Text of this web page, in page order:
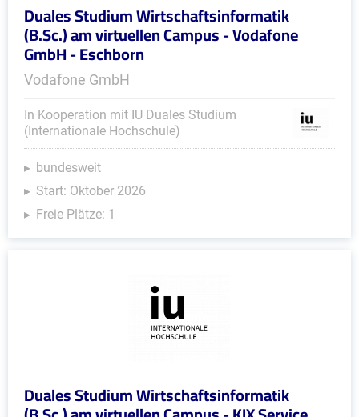
Duales Studium Wirtschaftsinformatik
(B.Sc.) am virtuellen Campus - Vodafone
GmbH - Eschborn
Vodafone GmbH
In Kooperation mit IU Duales Studium
(Internationale Hochschule)
bundesweit
Start: Oktober 2026
Freie Plätze: 1
Duales Studium Wirtschaftsinformatik